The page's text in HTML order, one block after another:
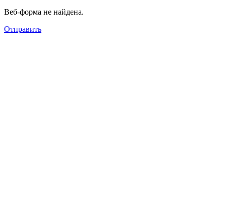
Веб-форма не найдена.
Отправить